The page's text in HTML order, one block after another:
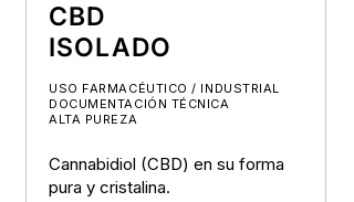
CBD
ISOLADO
USO FARMACÉUTICO / INDUSTRIAL
DOCUMENTACIÓN TÉCNICA
ALTA PUREZA
Cannabidiol (CBD) en su forma
pura y cristalina.